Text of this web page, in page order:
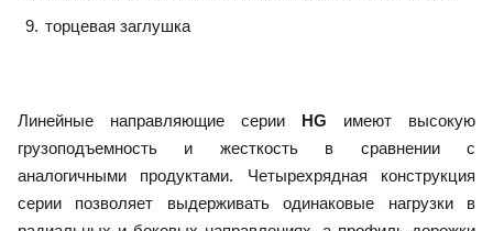
торцевая заглушка
Линейные направляющие серии HG имеют высокую
грузоподъемность и жесткость в сравнении с
аналогичными продуктами. Четырехрядная конструкция
серии позволяет выдерживать одинаковые нагрузки в